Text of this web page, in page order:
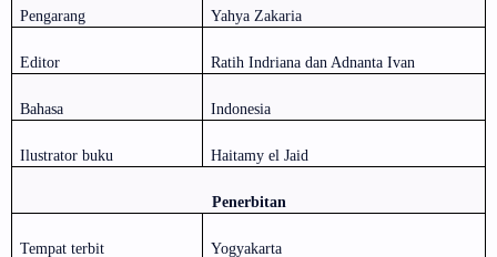
Pengarang Yahya Zakaria
Editor Ratih Indriana dan Adnanta Ivan
Bahasa Indonesia
Ilustrator buku Haitamy el Jaid
Penerbitan
Tempat terbit Yogyakarta